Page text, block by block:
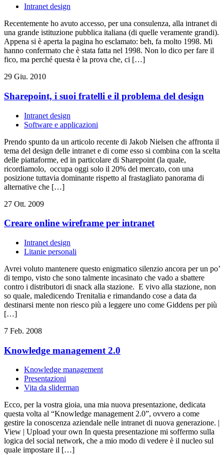
Intranet design
Recentemente ho avuto accesso, per una consulenza, alla intranet di
una grande istituzione pubblica italiana (di quelle veramente grandi).
Appena si è aperta la pagina ho esclamato: beh, fa molto 1998. Mi
hanno confermato che è stata fatta nel 1998. Non lo dico per fare il
fico, ma perché questa è la prova che, ci […]
29 Giu. 2010
Sharepoint, i suoi fratelli e il problema del design
Intranet design
Software e applicazioni
Prendo spunto da un articolo recente di Jakob Nielsen che affronta il
tema del design delle intranet e di come esso si combina con la scelta
delle piattaforme, ed in particolare di Sharepoint (la quale,
ricordiamolo, occupa oggi solo il 20% del mercato, con una
posizione tuttavia dominante rispetto al frastagliato panorama di
alternative che […]
27 Ott. 2009
Creare online wireframe per intranet
Intranet design
Litanie personali
Avrei voluto mantenere questo enigmatico silenzio ancora per un po’
di tempo, visto che sono talmente incasinato che vado a sbattere
contro i distributori di snack alla stazione. E vivo alla stazione, non
so quale, maledicendo Trenitalia e rimandando cose a data da
destinarsi mente non riesco più a leggere uno come Giddens per più
[…]
7 Feb. 2008
Knowledge management 2.0
Knowledge management
Presentazioni
Vita da sliderman
Ecco, per la vostra gioia, una mia nuova presentazione, dedicata
questa volta al “Knowledge management 2.0”, ovvero a come
gestire la conoscenza aziendale nelle intranet di nuova generazione. |
View | Upload your own In questa presentazione mi soffermo sulla
logica del social network, che a mio modo di vedere è il nucleo sul
quale impostare il […]